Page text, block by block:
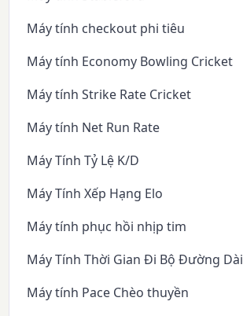
Máy tính checkout phi tiêu
Máy tính Economy Bowling Cricket
Máy tính Strike Rate Cricket
Máy tính Net Run Rate
Máy Tính Tỷ Lệ K/D
Máy Tính Xếp Hạng Elo
Máy tính phục hồi nhịp tim
Máy Tính Thời Gian Đi Bộ Đường Dài
Máy tính Pace Chèo thuyền